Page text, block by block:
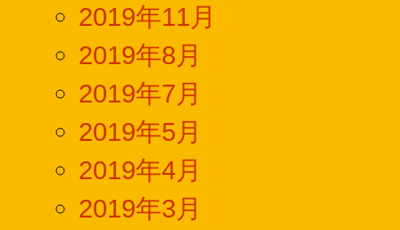
2019年11月
2019年8月
2019年7月
2019年5月
2019年4月
2019年3月